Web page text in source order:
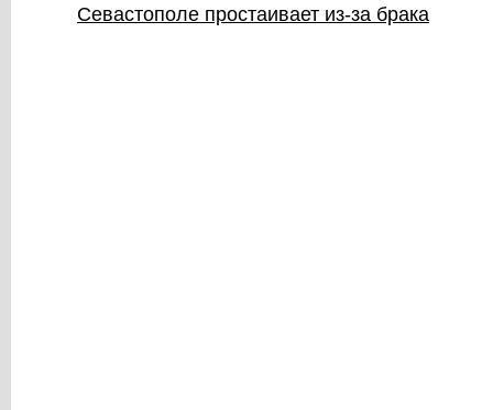
Севастополе простаивает из-за брака